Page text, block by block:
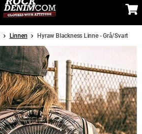
Linnen Hyraw Blackness Linne - Grå/Svart